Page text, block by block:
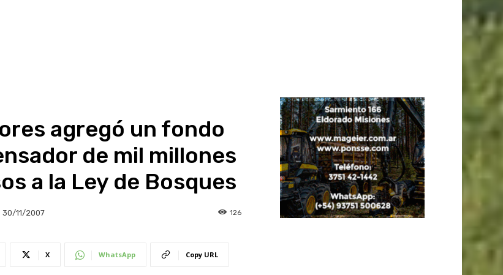
agregó un fondo
de mil millones
a la Ley de Bosques
30/11/2007 126
X WhatsApp Copy URL